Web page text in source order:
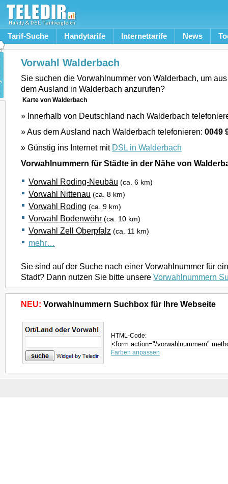
Tarif-Suche Handytarife Internettarife News
Vorwahl Walderbach
Sie suchen die Vorwahlnummer von Walderbach, um
dem Ausland in Walderbach anzurufen?
Karte von Walderbach
» Innerhalb von Deutschland nach Walderbach
» Aus dem Ausland nach Walderbach telefonieren: 0049
» Günstig ins Internet mit DSL in Walderbach
Vorwahlnummern für Städte in der Nähe von
Vorwahl Roding-Neubäu (ca. 6 km)
Vorwahl Nittenau (ca. 8 km)
Vorwahl Roding (ca. 9 km)
Vorwahl Bodenwöhr (ca. 10 km)
Vorwahl Zell Oberpfalz (ca. 11 km)
mehr…
Sie sind auf der Suche nach einer Vorwahlnummer für
Stadt? Dann nutzen Sie bitte unsere Vorwahlnummern
NEU: Vorwahlnummern Suchbox für Ihre Webseite
HTML-Code:
Farben anpassen